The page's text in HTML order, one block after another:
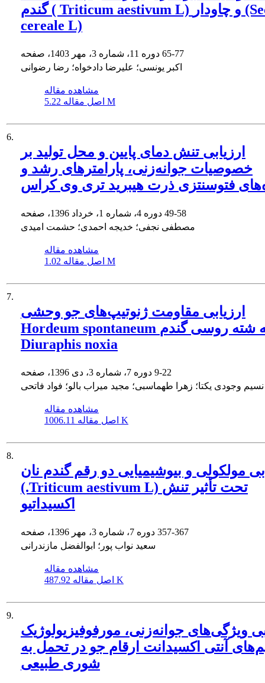
گندم ( Triticum aestivum L) و چاودار (Secale
cereale L)
65-77
اکبر یونسی؛ علیرضا دادخواه؛ رضا رضوانی
مشاهده مقاله
اصل مقاله 5.22 M
6.
ارزیابی تنش دمای پایین و محل تولید بر
خصوصیات جوانه‌زنی، پارامترهای رشد و
فتوسنتزی ذرت هیبرید تری وی کراس
49-58
مصطفی نجفی؛ خدیجه احمدی؛ حشمت امیدی
مشاهده مقاله
اصل مقاله 1.02 M
7.
ارزیابی مقاومت ژنوتیپ‌های جو وحشی
Hordeum spontaneum به شته روسی گندم
Diuraphis noxia
9-22
نسیم وجودی یکتا؛ زهرا طهماسبی؛ مجید میراب بالو؛ فواد فاتحی
مشاهده مقاله
اصل مقاله 1006.11 K
8.
مولکولی و بیوشیمیایی دو رقم گندم نان
(.Triticum aestivum L) تحت تأثیر تنش
اکسیداتیو
357-367
سعید نواب پور؛ ابوالفضل مازندرانی
مشاهده مقاله
اصل مقاله 487.92 K
9.
ویژگی‌های جوانه‌زنی، مورفوفیزیولوژیک
آنتی اکسیدانت ارقام جو در تحمل به
شوری طبیعی